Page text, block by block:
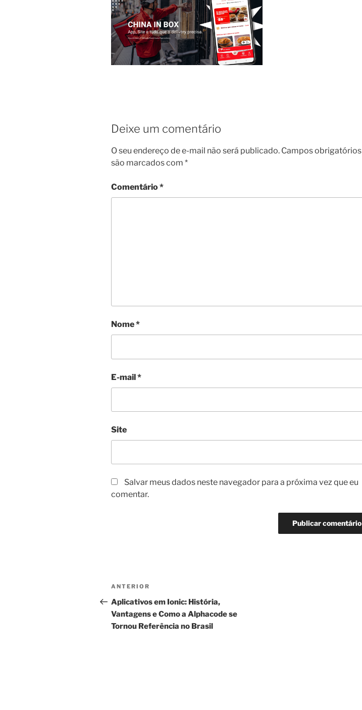
Deixe um comentário
O seu endereço de e-mail não será publicado. Campos obrigatórios
são marcados com *
Comentário*
Nome*
E-mail*
Site
Salvar meus dados neste navegador para a próxima vez que eu
comentar.
Navegação
de
Post
Post
anterior
ANTERIOR
Aplicativos em Ionic: História,
Vantagens e Como a Alphacode se
Tornou Referência no Brasil